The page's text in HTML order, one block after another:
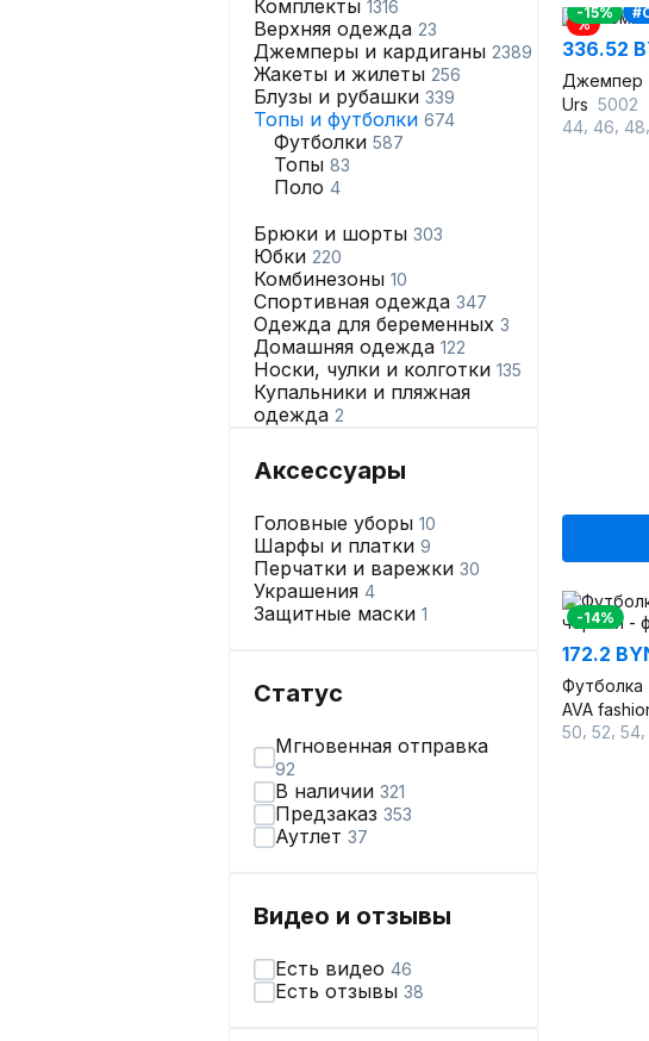
Комплекты 1316
Верхняя одежда 23
Джемперы и кардиганы 2389
Жакеты и жилеты 256
Блузы и рубашки 339
Топы и футболки 674
Футболки 587
Топы 83
Поло 4
Брюки и шорты 303
Юбки 220
Комбинезоны 10
Спортивная одежда 347
Одежда для беременных 3
Домашняя одежда 122
Носки, чулки и колготки 135
Купальники и пляжная
одежда 2
Аксессуары
Головные уборы 10
Шарфы и платки 9
Перчатки и варежки 30
Украшения 4
Защитные маски 1
Статус
Мгновенная отправка
92
В наличии 321
Предзаказ 353
Аутлет 37
Видео и отзывы
Есть видео 46
Есть отзывы 38
%
-15%
336.52
Джемпер
Urs 5002
44 46 48
-14%
172.2
Футболка
AVA
50 52 54